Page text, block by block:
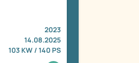
2023
14.08.2025
103 KW / 140 PS